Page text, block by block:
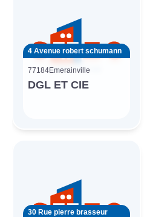
4 Avenue robert schumann
77184Emerainville
DGL ET CIE
30 Rue pierre brasseur